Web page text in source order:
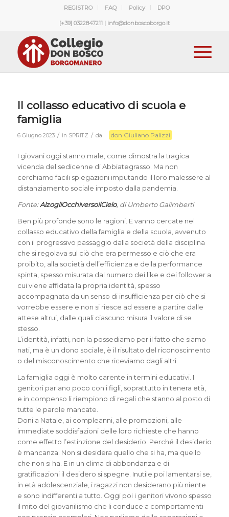
REGISTRO FAQ Policy DPO
[+39] 0322847211 | info@donboscoborgo.it
Il collasso educativo di scuola e
famiglia
6 Giugno 2023 / in SPRITZ / da don Giuliano Palizzi
I giovani oggi stanno male, come dimostra la tragica
vicenda del sedicenne di Abbiategrasso. Ma non
cerchiamo facili spiegazioni imputando il loro malessere al
distanziamento sociale imposto dalla pandemia.
Fonte:AlzogliOcchiversoilCielo, di Umberto Galimberti
Ben più profonde sono le ragioni. E vanno cercate nel
collasso educativo della famiglia e della scuola, avvenuto
con il progressivo passaggio dalla società della disciplina
che si regolava sul ciò che era permesso e ciò che era
proibito, alla società dell’efficienza e della performance
spinta, spesso misurata dal numero dei like e dei follower a
cui viene affidata la propria identità, spesso
accompagnata da un senso di insufficienza per ciò che si
vorrebbe essere e non si riesce ad essere a partire dalle
attese altrui, dalle quali ciascuno misura il valore di se
stesso.
L’identità, infatti, non la possediamo per il fatto che siamo
nati, ma è un dono sociale, è il risultato del riconoscimento
o del misconoscimento che riceviamo dagli altri.
La famiglia oggi è molto carente in termini educativi. I
genitori parlano poco con i figli, soprattutto in tenera età,
e in compenso li riempiono di regali che stanno al posto di
tutte le parole mancate.
Doni a Natale, ai compleanni, alle promozioni, alle
immediate soddisfazioni delle loro richieste che hanno
come effetto l’estinzione del desiderio. Perché il desiderio
è mancanza. Non si desidera quello che si ha, ma quello
che non si ha. E in un clima di abbondanza e di
gratificazioni il desidero si spegne. Inutile poi lamentarsi se,
in età adolescenziale, i ragazzi non desiderano più niente
e sono indifferenti a tutto. Oggi poi i genitori vivono spesso
il mito del giovanilismo che li conduce a comportamenti